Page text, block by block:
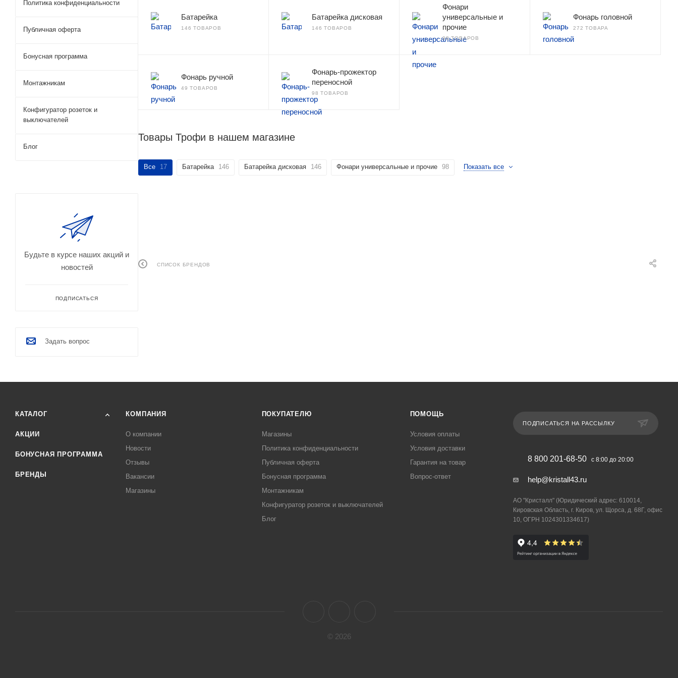
Батарейка
146 ТОВАРОВ
Батарейка дисковая
146 ТОВАРОВ
Фонари
универсальные и
прочие
98 ТОВАРОВ
Фонарь головной
272 ТОВАРА
Фонарь ручной
49 ТОВАРОВ
Фонарь-прожектор
переносной
98 ТОВАРОВ
Товары Трофи в нашем магазине
Все 17 Батарейка 146 Батарейка дисковая 146 Фонари универсальные и прочие 98 Показать все
СПИСОК БРЕНДОВ
Политика конфиденциальности
Публичная оферта
Бонусная программа
Монтажникам
Конфигуратор розеток и
выключателей
Блог
Будьте в курсе наших акций и
новостей
ПОДПИСАТЬСЯ
Задать вопрос
КАТАЛОГ
АКЦИИ
БОНУСНАЯ ПРОГРАММА
БРЕНДЫ
КОМПАНИЯ
О компании
Новости
Отзывы
Вакансии
Магазины
ПОКУПАТЕЛЮ
Магазины
Политика конфиденциальности
Публичная оферта
Бонусная программа
Монтажникам
Конфигуратор розеток и выключателей
Блог
ПОМОЩЬ
Условия оплаты
Условия доставки
Гарантия на товар
Вопрос-ответ
ПОДПИСАТЬСЯ НА РАССЫЛКУ
8 800 201-68-50 с 8:00 до 20:00
help@kristall43.ru
АО "Кристалл" (Юридический адрес: 610014,
Кировская Область, г. Киров, ул. Щорса, д. 68Г, офис
10, ОГРН 1024301334617)
© 2026